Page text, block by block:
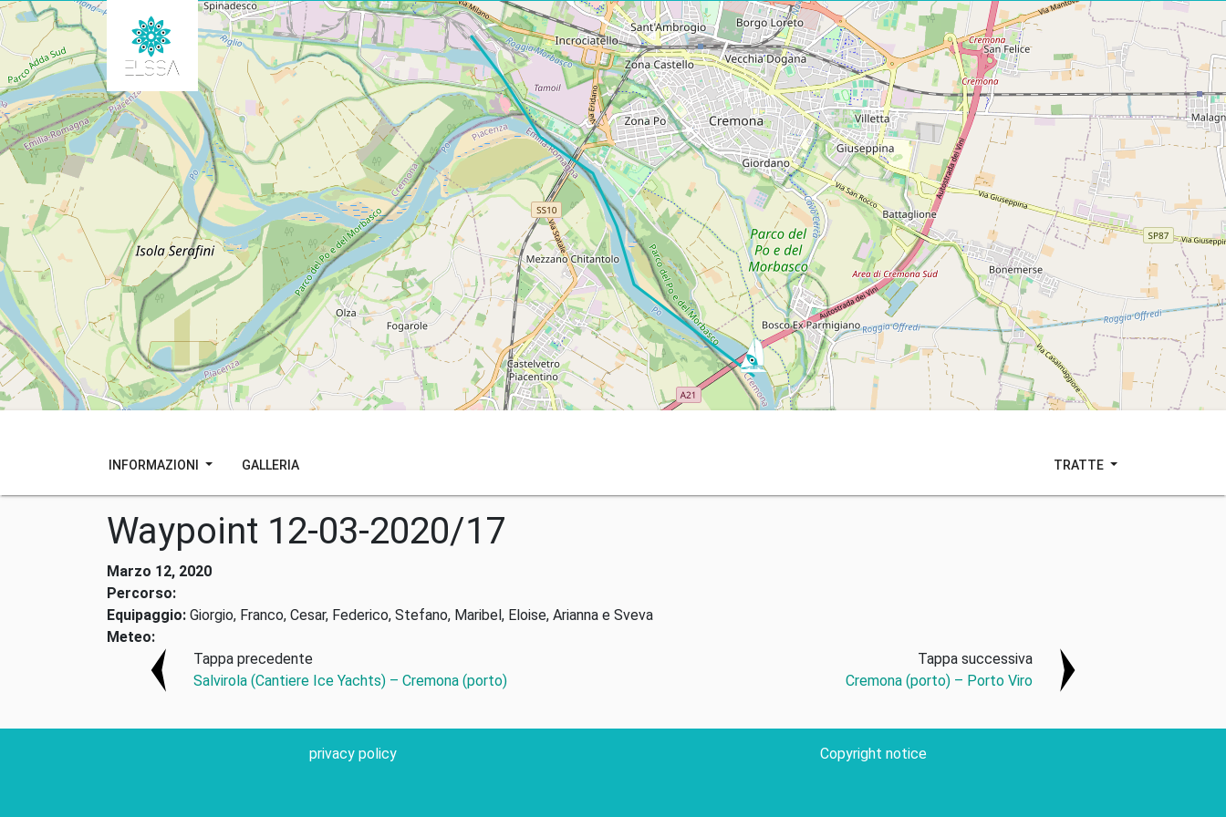
INFORMAZIONI GALLERIA TRATTE
Waypoint 12-03-2020/17
Marzo 12, 2020
Percorso:
Equipaggio: Giorgio, Franco, Cesar, Federico, Stefano, Maribel, Eloise, Arianna e Sveva
Meteo:
Tappa precedente
Salvirola (Cantiere Ice Yachts) – Cremona (porto)
Tappa successiva
Cremona (porto) – Porto Viro
privacy policy Copyright notice